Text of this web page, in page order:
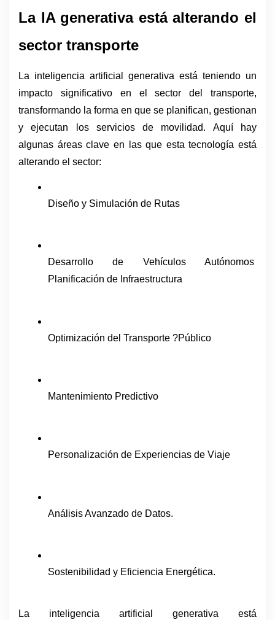
La IA generativa está alterando el
sector transporte
La inteligencia artificial generativa está teniendo un
impacto significativo en el sector del transporte,
transformando la forma en que se planifican, gestionan
y ejecutan los servicios de movilidad. Aquí hay
algunas áreas clave en las que esta tecnología está
alterando el sector:
Diseño y Simulación de Rutas
Desarrollo de Vehículos Autónomos
Planificación de Infraestructura
Optimización del Transporte ?Público
Mantenimiento Predictivo
Personalización de Experiencias de Viaje
Análisis Avanzado de Datos.
Sostenibilidad y Eficiencia Energética.
La inteligencia artificial generativa está